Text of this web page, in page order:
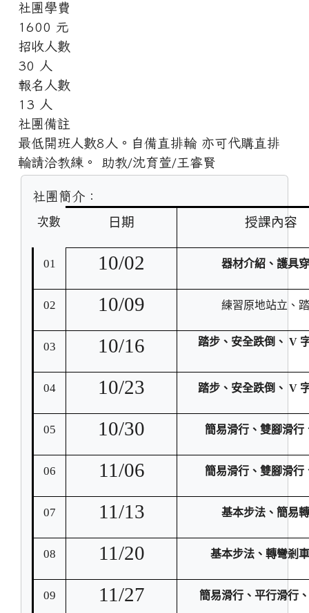
社團學費
1600 元
招收人數
30 人
報名人數
13 人
社團備註
最低開班人數8人。自備直排輪 亦可代購直排
輪請洽教練。 助教/沈育萱/王睿賢
社團簡介：
次數
日期 授課內容
01 10/02 器材介紹、護具
02 10/09 練習原地站立、
03 10/16 踏步、安全跌倒、 V
04 10/23 踏步、安全跌倒、 V
05 10/30 簡易滑行、雙腳滑行
06 11/06 簡易滑行、雙腳滑行
07 11/13 基本步法、簡易
08 11/20 基本步法、轉彎剎
09 11/27 簡易滑行、平行滑行